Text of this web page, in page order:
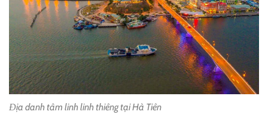
Địa danh tâm linh linh thiêng tại Hà Tiên